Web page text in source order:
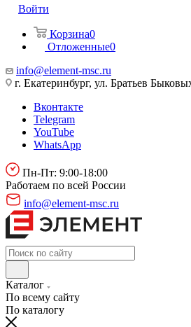
Войти
Корзина0
Отложенные0
info@element-msc.ru
г. Екатеринбург, ул. Братьев
Вконтакте
Telegram
YouTube
WhatsApp
Пн-Пт: 9:00-18:00
Работаем по всей России
info@element-msc.ru
Каталог
По всему сайту
По каталогу